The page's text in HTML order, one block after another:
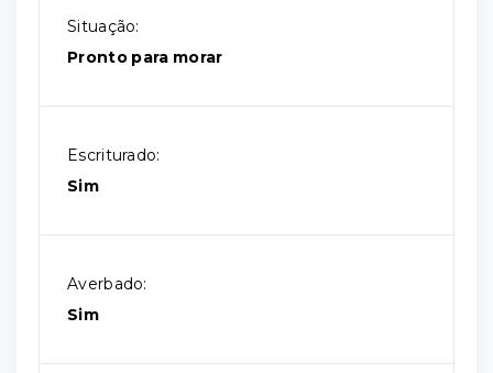
Situação:
Pronto para morar
Escriturado:
Sim
Averbado:
Sim